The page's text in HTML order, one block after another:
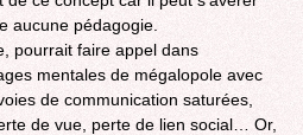
aucune pédagogie.
pourrait faire appel dans
mentales de mégalopole avec
de communication saturées,
de vue, perte de lien social… Or,